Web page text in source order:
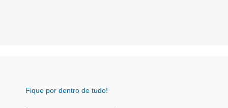
Fique por dentro de tudo!